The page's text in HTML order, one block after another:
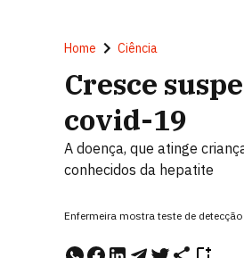
Home Ciência
Cresce
covid-19
A doença, que atinge
conhecidos da hepatite
Enfermeira mostra teste de